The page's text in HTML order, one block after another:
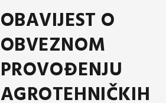
OBAVIJEST O
OBVEZNOM
PROVOĐENJU
AGROTEHNIČKIH